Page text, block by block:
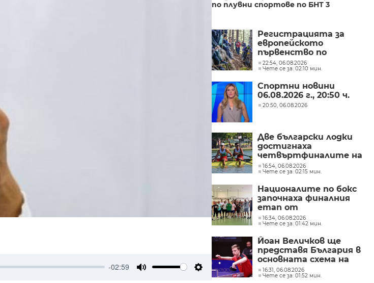
-02:59
Settings
по плувни спортове по БНТ 3
Регистрацията за
европейското
първенство по
спускане на Витоша
приключи
22:54, 06.08.2026
Чете се за: 02:10 мин.
Спортни новини
06.08.2026 г., 20:50 ч.
20:50, 06.08.2026
Две български лодки
достигнаха
четвъртфиналите на
световното
първенство по гребане
16:54, 06.08.2026
Чете се за: 02:15 мин.
Националите по бокс
започнаха финалния
етап от
подготовката за
европейското
първенство в София
16:34, 06.08.2026
Чете се за: 01:42 мин.
Йоан Величков ще
представя България в
основната схема на
WTT Contender
Panagyurishte 2026
16:31, 06.08.2026
Чете се за: 01:52 мин.